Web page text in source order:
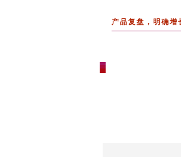
产品复盘，明确增